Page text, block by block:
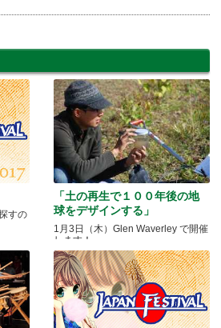
すの
「土の再生で１００年後の地
球をデザインする」
1月3日（木）Glen Waverley で開催
します！